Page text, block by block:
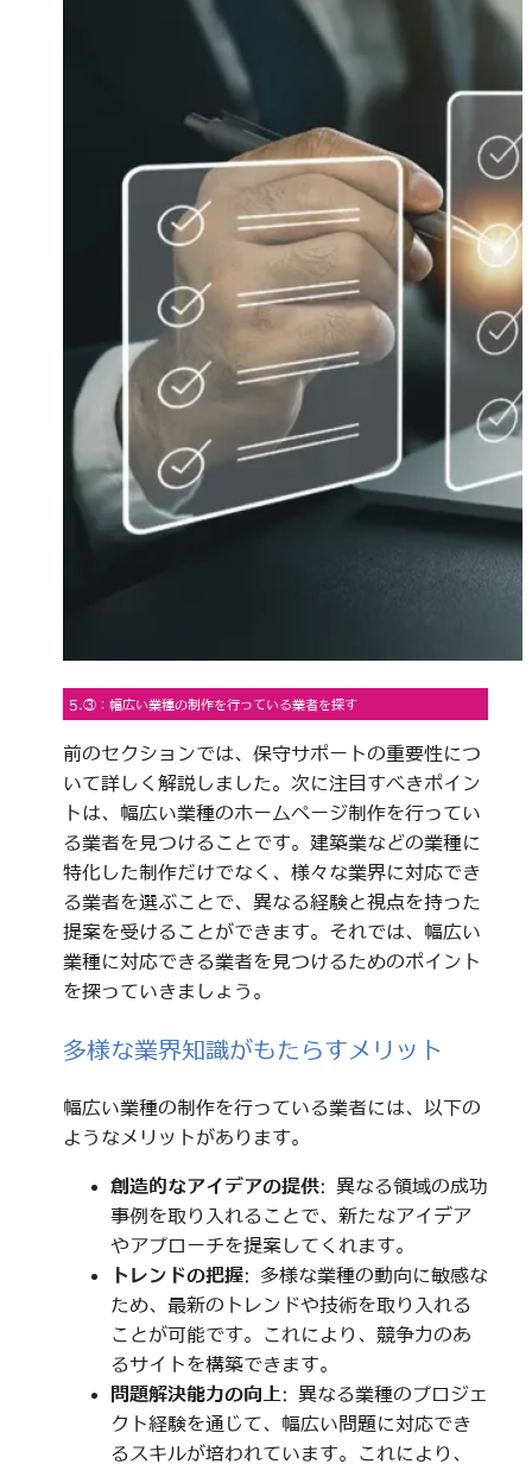
5.③：幅広い業種の制作を行っている業者を探す
前のセクションでは、保守サポートの重要性につ
いて詳しく解説しました。次に注目すべきポイン
トは、幅広い業種のホームページ制作を行ってい
る業者を見つけることです。建築業などの業種に
特化した制作だけでなく、様々な業界に対応でき
る業者を選ぶことで、異なる経験と視点を持った
提案を受けることができます。それでは、幅広い
業種に対応できる業者を見つけるためのポイント
を探っていきましょう。
多様な業界知識がもたらすメリット
幅広い業種の制作を行っている業者には、以下の
ようなメリットがあります。
創造的なアイデアの提供: 異なる領域の成功
事例を取り入れることで、新たなアイデア
やアプローチを提案してくれます。
トレンドの把握: 多様な業種の動向に敏感な
ため、最新のトレンドや技術を取り入れる
ことが可能です。これにより、競争力のあ
るサイトを構築できます。
問題解決能力の向上: 異なる業種のプロジェ
クト経験を通じて、幅広い問題に対応でき
るスキルが培われています。これにより、